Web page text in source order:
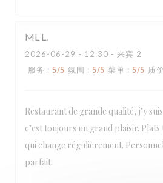
ML L
2026-06-29 - 12:30 - 来宾 2
服务 : 5/5 氛围 : 5/5 菜单 : 5/5 质
Restaurant de grande qualité, j’y
c’est toujours un grand plaisir.
qui change régulièrement.
parfait.
Loco by